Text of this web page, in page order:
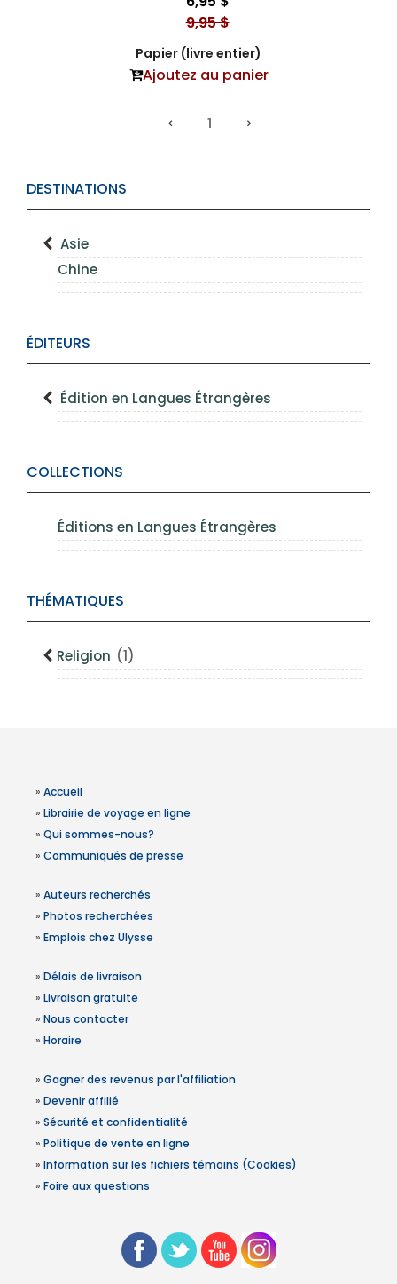
DESTINATIONS
Asie
Chine
ÉDITEURS
Édition en Langues Étrangères
COLLECTIONS
Éditions en Langues Étrangères
THÉMATIQUES
Religion (1)
9,95 $
Papier (livre entier)
Ajoutez au panier
1
» Accueil
» Librairie de voyage en ligne
» Qui sommes-nous?
» Communiqués de presse
» Auteurs recherchés
» Photos recherchées
» Emplois chez Ulysse
» Délais de livraison
» Livraison gratuite
» Nous contacter
» Horaire
» Gagner des revenus par l'affiliation
» Devenir affilié
» Sécurité et confidentialité
» Politique de vente en ligne
» Information sur les fichiers témoins (Cookies)
» Foire aux questions